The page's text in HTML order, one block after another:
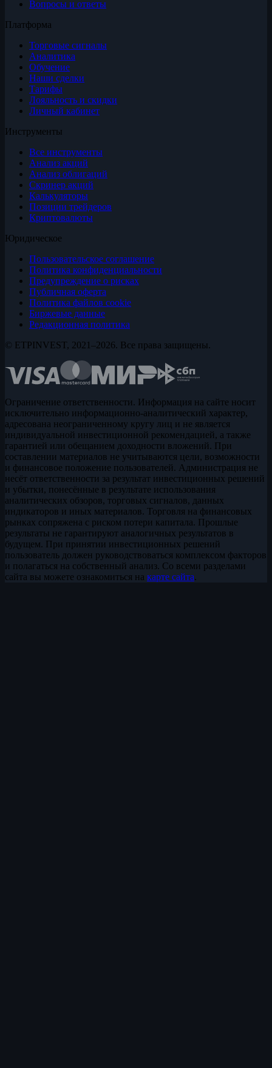
Вопросы и ответы
Платформа
Торговые сигналы
Аналитика
Обучение
Наши сделки
Тарифы
Лояльность и скидки
Личный кабинет
Инструменты
Все инструменты
Анализ акций
Анализ облигаций
Скринер акций
Калькуляторы
Позиции трейдеров
Криптовалюты
Юридическое
Пользовательское соглашение
Политика конфиденциальности
Предупреждение о рисках
Публичная оферта
Политика файлов cookie
Биржевые данные
Редакционная политика
© ETPINVEST, 2021–2026. Все права защищены.
Ограничение ответственности. Информация на сайте носит
исключительно информационно-аналитический характер,
адресована неограниченному кругу лиц и не является
индивидуальной инвестиционной рекомендацией, а также
гарантией или обещанием доходности вложений. При
составлении материалов не учитываются цели, возможности
и финансовое положение пользователей. Администрация не
несёт ответственности за результат инвестиционных решений
и убытки, понесённые в результате использования
аналитических обзоров, торговых сигналов, данных
индикаторов и иных материалов. Торговля на финансовых
рынках сопряжена с риском потери капитала. Прошлые
результаты не гарантируют аналогичных результатов в
будущем. При принятии инвестиционных решений
пользователь должен руководствоваться комплексом факторов
и полагаться на собственный анализ. Со всеми разделами
сайта вы можете ознакомиться на карте сайта.